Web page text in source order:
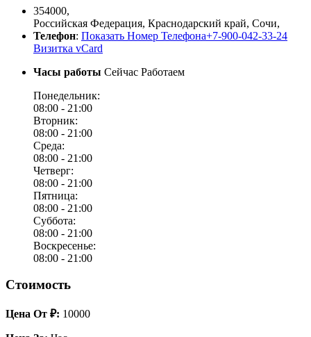
354000,
Российская Федерация, Краснодарский край, Сочи,
Телефон: Показать Номер Телефона+7-900-042-33-24
Визитка vCard
Часы работы Сейчас Работаем
Понедельник:
08:00 - 21:00
Вторник:
08:00 - 21:00
Среда:
08:00 - 21:00
Четверг:
08:00 - 21:00
Пятница:
08:00 - 21:00
Суббота:
08:00 - 21:00
Воскресенье:
08:00 - 21:00
Стоимость
Цена От ₽: 10000